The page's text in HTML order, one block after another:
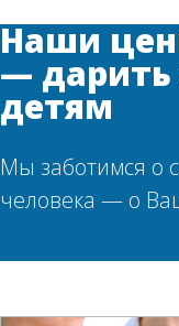
Наши
—
детям
Мы заботимся о
человека — о